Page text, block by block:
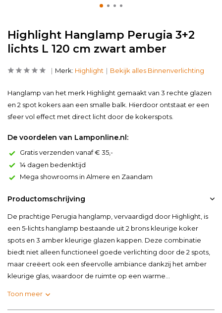
Highlight Hanglamp Perugia 3+2
lichts L 120 cm zwart amber
Merk: Highlight Bekijk alles Binnenverlichting
Hanglamp van het merk Highlight gemaakt van 3 rechte glazen
en 2 spot kokers aan een smalle balk. Hierdoor ontstaat er een
sfeer vol effect met direct licht door de kokerspots.
De voordelen van Lamponline.nl:
Gratis verzenden vanaf € 35,-
14 dagen bedenktijd
Mega showrooms in Almere en Zaandam
Productomschrijving
De prachtige Perugia hanglamp, vervaardigd door Highlight, is
een 5-lichts hanglamp bestaande uit 2 brons kleurige koker
spots en 3 amber kleurige glazen kappen. Deze combinatie
biedt niet alleen functioneel goede verlichting door de 2 spots,
maar creëert ook een sfeervolle ambiance dankzij het amber
kleurige glas, waardoor de ruimte op een warme...
Toon meer